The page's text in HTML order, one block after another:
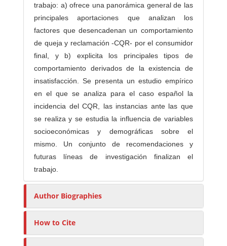
trabajo: a) ofrece una panorámica general de las
principales aportaciones que analizan los
factores que desencadenan un comportamiento
de queja y reclamación -CQR- por el consumidor
final, y b) explicita los principales tipos de
comportamiento derivados de la existencia de
insatisfacción. Se presenta un estudio empírico
en el que se analiza para el caso español la
incidencia del CQR, las instancias ante las que
se realiza y se estudia la influencia de variables
socioeconómicas y demográficas sobre el
mismo. Un conjunto de recomendaciones y
futuras líneas de investigación finalizan el
trabajo.
Author Biographies
How to Cite